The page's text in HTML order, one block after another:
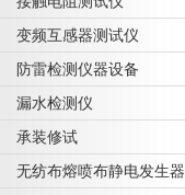
变频互感器测试仪
防雷检测仪器设备
漏水检测仪
承装修试
无纺布熔喷布静电发生器